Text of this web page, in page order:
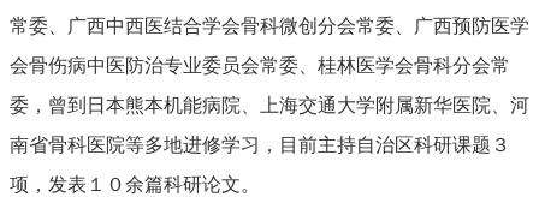
常委、广西中西医结合学会骨科微创分会常委、广西预防医学
会骨伤病中医防治专业委员会常委、桂林医学会骨科分会常
委，曾到日本熊本机能病院、上海交通大学附属新华医院、河
南省骨科医院等多地进修学习，目前主持自治区科研课题３
项，发表１０余篇科研论文。